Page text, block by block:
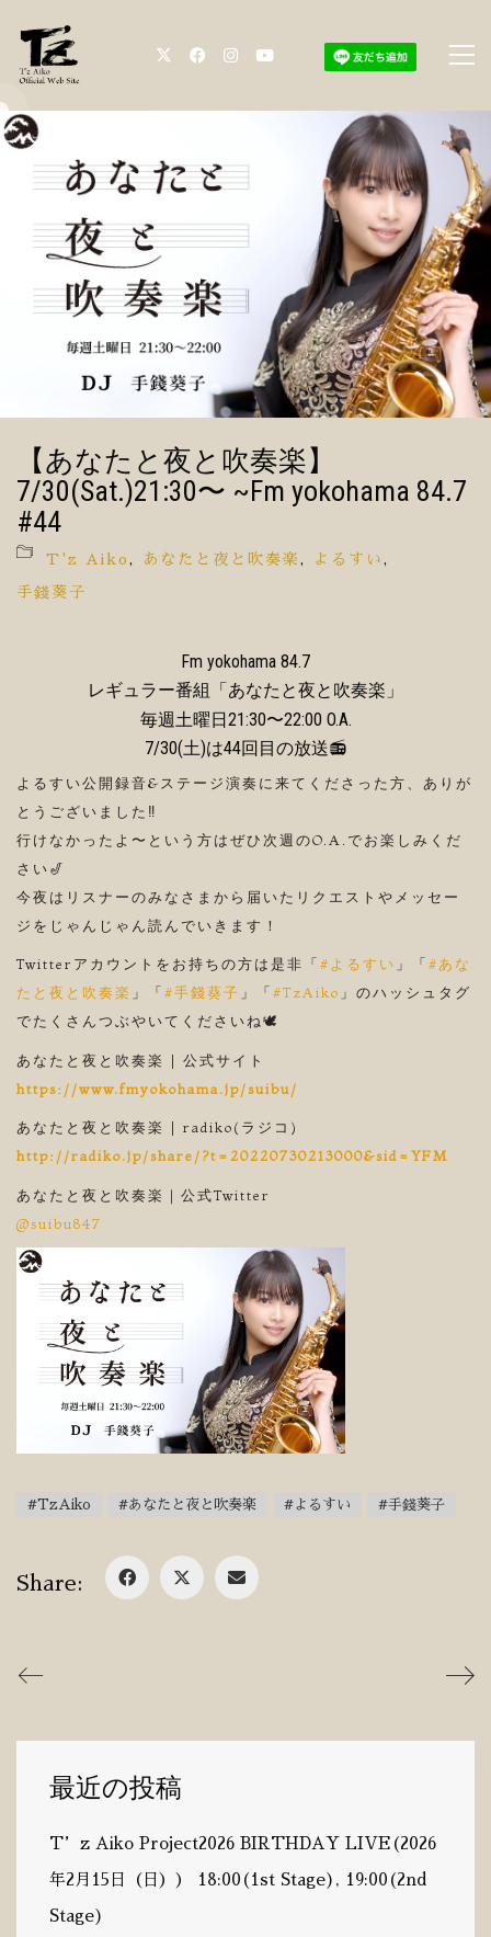
【あなたと夜と吹奏楽】
7/30(Sat.)21:30〜 ~Fm yokohama 84.7
#44
T'z Aiko , あなたと夜と吹奏楽 , よるすい ,
手錢葵子
Fm yokohama 84.7
レギュラー番組「あなたと夜と吹奏楽」
毎週土曜日21:30〜22:00 O.A.
7/30(土)は44回目の放送📻
よるすい公開録音&ステージ演奏に来てくださった方、ありが
とうございました‼️
行けなかったよ〜という方はぜひ次週のO.A.でお楽しみくだ
さい🎷
今夜はリスナーのみなさまから届いたリクエストやメッセー
ジをじゃんじゃん読んでいきます！
Twitterアカウントをお持ちの方は是非「#よるすい 」「#あな
たと夜と吹奏楽 」「#手錢葵子 」「#TzAiko 」のハッシュタグ
でたくさんつぶやいてくださいね🕊
あなたと夜と吹奏楽 | 公式サイト
https://www.fmyokohama.jp/suibu/
あなたと夜と吹奏楽 | radiko(ラジコ)
http://radiko.jp/share/?t=20220730213000&sid=YFM
あなたと夜と吹奏楽｜公式Twitter
@suibu847
#TzAiko #あなたと夜と吹奏楽 #よるすい #手錢葵子
Share:
最近の投稿
T’z Aiko Project2026 BIRTHDAY LIVE(2026
年2月15日（日）） 18:00(1st Stage), 19:00(2nd
Stage)